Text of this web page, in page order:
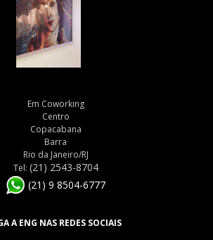
Em Coworking
Centro
Copacabana
Barra
Rio da Janeiro/RJ
Tel: (21) 2543-8704
(21) 9 8504-6777
A ENG NAS REDES SOCIAIS